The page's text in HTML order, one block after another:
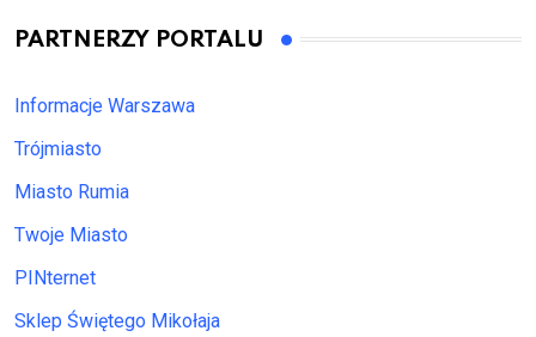
PARTNERZY PORTALU
Informacje Warszawa
Trójmiasto
Miasto Rumia
Twoje Miasto
PINternet
Sklep Świętego Mikołaja